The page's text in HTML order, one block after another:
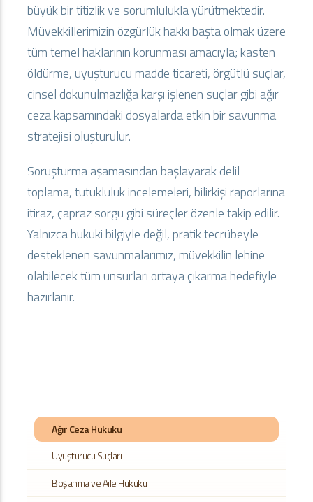
Ağır Ceza Hukuku
Uyuşturucu Suçları
Boşanma ve Aile Hukuku
büyük bir titizlik ve sorumlulukla yürütmektedir.
Müvekkillerimizin özgürlük hakkı başta olmak üzere
tüm temel haklarının korunması amacıyla; kasten
öldürme, uyuşturucu madde ticareti, örgütlü suçlar,
cinsel dokunulmazlığa karşı işlenen suçlar gibi ağır
ceza kapsamındaki dosyalarda etkin bir savunma
stratejisi oluşturulur.
Soruşturma aşamasından başlayarak delil
toplama, tutukluluk incelemeleri, bilirkişi raporlarına
itiraz, çapraz sorgu gibi süreçler özenle takip edilir.
Yalnızca hukuki bilgiyle değil, pratik tecrübeyle
desteklenen savunmalarımız, müvekkilin lehine
olabilecek tüm unsurları ortaya çıkarma hedefiyle
hazırlanır.